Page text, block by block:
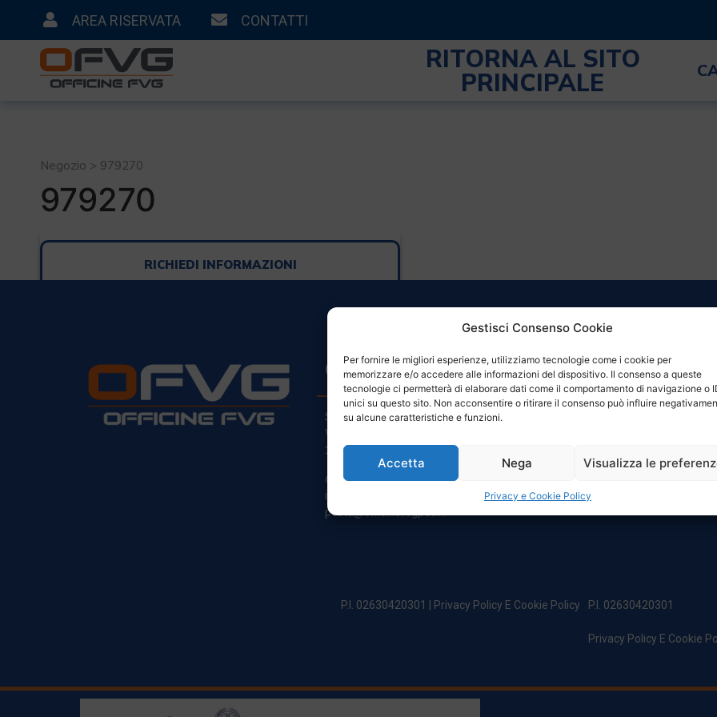
Gestisci Consenso Cookie
Per fornire le migliori esperienze, utilizziamo tecnologie come i cookie per
memorizzare e/o accedere alle informazioni del dispositivo. Il consenso a queste
tecnologie ci permetterà di elaborare dati come il comportamento di navigazione o
unici su questo sito. Non acconsentire o ritirare il consenso può influire
su alcune caratteristiche e funzioni.
Accetta Nega Visualizza le
Privacy e Cookie Policy
AREA RISERVATA CONTATTI
RITORNA AL SITO
PRINCIPALE
Negozio > 979270
979270
RICHIEDI INFORMAZIONI
CONTATTI
Sede Legale:
Via Principe Di Udine 144
33030 Campoformido (Ud)
clienti@officinefvg.it
info@officinefvg.it
posta@officinefvgpec.It
ORARI
Domenica: Chiuso
P.I. 02630420301 | Privacy Policy E Cookie Policy P.I. 02630420301
Privacy Policy E Cookie